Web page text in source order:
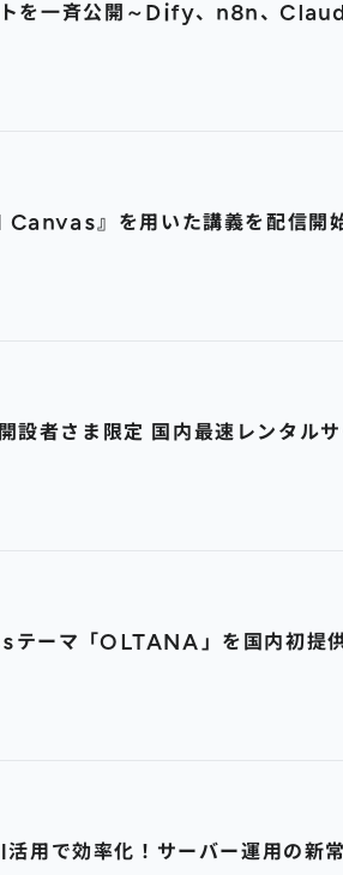
を一斉公開～Dify、n8n、
』を用いた講義を配信開
者さま限定 国内最速レンタルサ
ーマ「OLTANA」を国内初提
用で効率化！サーバー運用の新